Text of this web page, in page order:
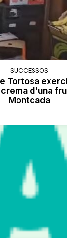
SUCCESSOS
Tortosa
d'una
Montcada